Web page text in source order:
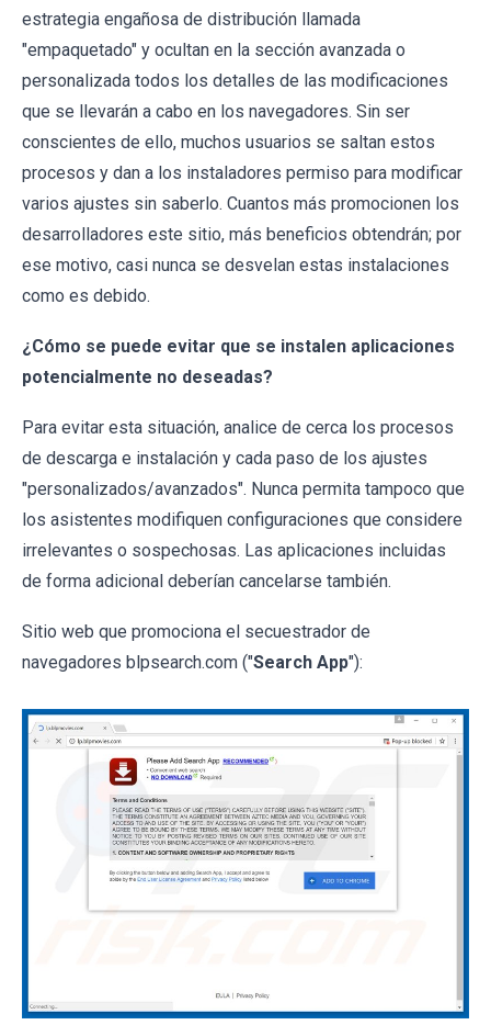
estrategia engañosa de distribución llamada
"empaquetado" y ocultan en la sección avanzada o
personalizada todos los detalles de las modificaciones
que se llevarán a cabo en los navegadores. Sin ser
conscientes de ello, muchos usuarios se saltan estos
procesos y dan a los instaladores permiso para modificar
varios ajustes sin saberlo. Cuantos más promocionen los
desarrolladores este sitio, más beneficios obtendrán; por
ese motivo, casi nunca se desvelan estas instalaciones
como es debido.
¿Cómo se puede evitar que se instalen aplicaciones
potencialmente no deseadas?
Para evitar esta situación, analice de cerca los procesos
de descarga e instalación y cada paso de los ajustes
"personalizados/avanzados". Nunca permita tampoco que
los asistentes modifiquen configuraciones que considere
irrelevantes o sospechosas. Las aplicaciones incluidas
de forma adicional deberían cancelarse también.
Sitio web que promociona el secuestrador de
navegadores blpsearch.com ("Search App"):